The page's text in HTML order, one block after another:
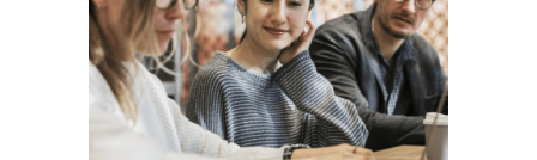
Missions
Auditions
Comptes rendus
ÉTUDES & DOCUMENTS DE RÉFÉRENCE